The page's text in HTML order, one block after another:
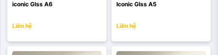
iconic Glss A6
Liên hệ
Iconic Glss A5
Liên hệ